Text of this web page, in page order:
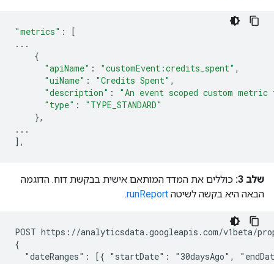
"metrics" :
[
...
{
"apiName" : "customEvent:credits_spent" ,
"uiName" : "Credits Spent" ,
"description" :
"An event scoped custom
"type" :
"TYPE_STANDARD"
},
...
],
שלב 3:
כוללים את המדד המותאם אישית בבקשת דוח. הדוגמה
הבאה היא בקשה לשיטה runReport
.
POST https://analyticsdata.googleapis.com/v1beta/
{
"dateRanges": [{ "startDate": "30daysAgo",